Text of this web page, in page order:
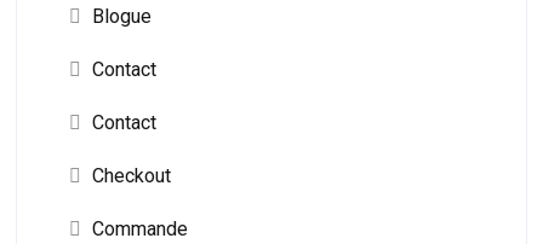
Blogue
Contact
Contact
Checkout
Commande